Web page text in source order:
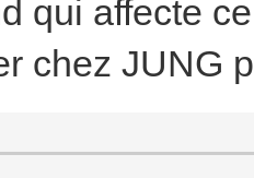
qui affecte
chez JUNG